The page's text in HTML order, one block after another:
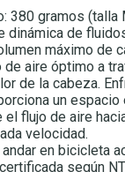
380 gramos (talla
dinámica de
máximo de
de aire óptimo a
de la cabeza.
un
el flujo de aire
velocidad.
andar en bicicleta
según